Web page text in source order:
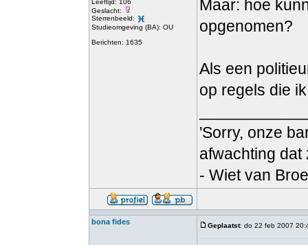
Leeftijd: 106
Geslacht:
Sterrenbeeld:
Studieomgeving (BA): OU
Berichten: 1635
Maar: hoe
opgenomen?
Als een
op regels die
'Sorry, onze
afwachting dat
- Wiet van
bona fides Geplaatst: do 22 feb 2007